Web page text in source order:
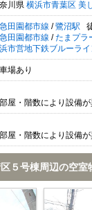
川県 横浜市青葉区 美
田園都市線 / 鷺沼駅
田園都市線 / たまプラ
市営地下鉄ブルーライ
場あり
屋・階数により設備が
屋・階数により設備が
５号棟周辺の空室